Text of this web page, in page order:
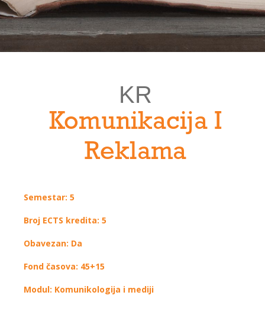
KR
Komunikacija I
Reklama
Semestar: 5
Broj ECTS kredita: 5
Obavezan: Da
Fond časova: 45+15
Modul: Komunikologija i mediji